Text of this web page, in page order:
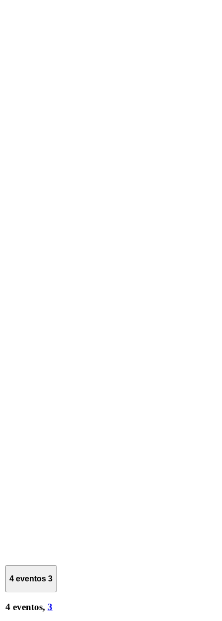
4 eventos 3
4 eventos, 3